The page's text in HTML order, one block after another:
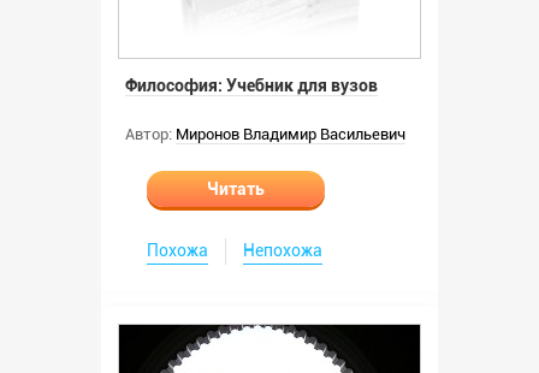
Философия: Учебник для вузов
Автор: Миронов Владимир Васильевич
Читать
Похожа Непохожа